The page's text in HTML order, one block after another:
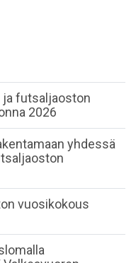
ja futsaljaoston
2026
yhdessä
vuosikokous